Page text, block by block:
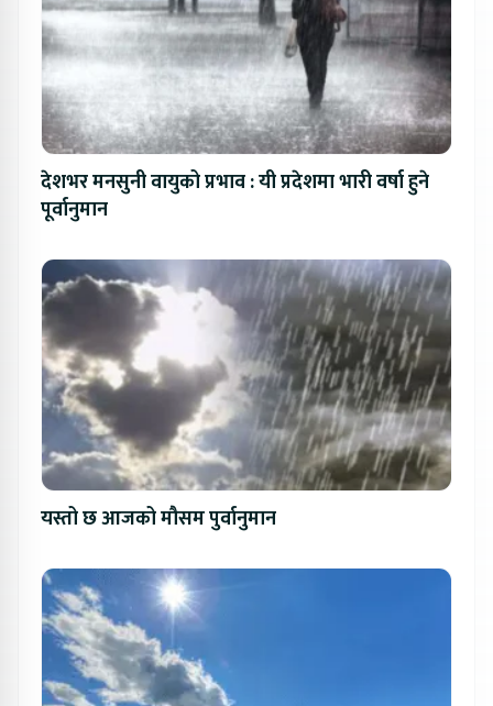
देशभर मनसुनी वायुको प्रभाव : यी प्रदेशमा भारी वर्षा हुने
पूर्वानुमान
यस्तो छ आजको मौसम पुर्वानुमान